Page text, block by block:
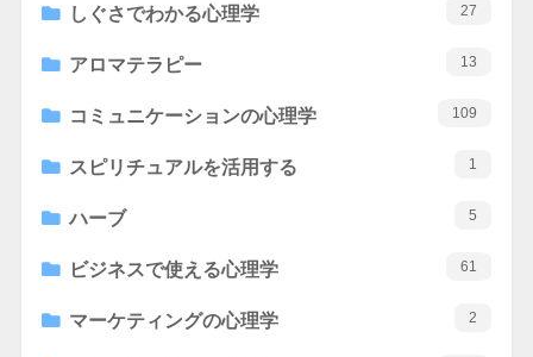
しぐさでわかる心理学 27
アロマテラピー 13
コミュニケーションの心理学 109
スピリチュアルを活用する 1
ハーブ 5
ビジネスで使える心理学 61
マーケティングの心理学 2